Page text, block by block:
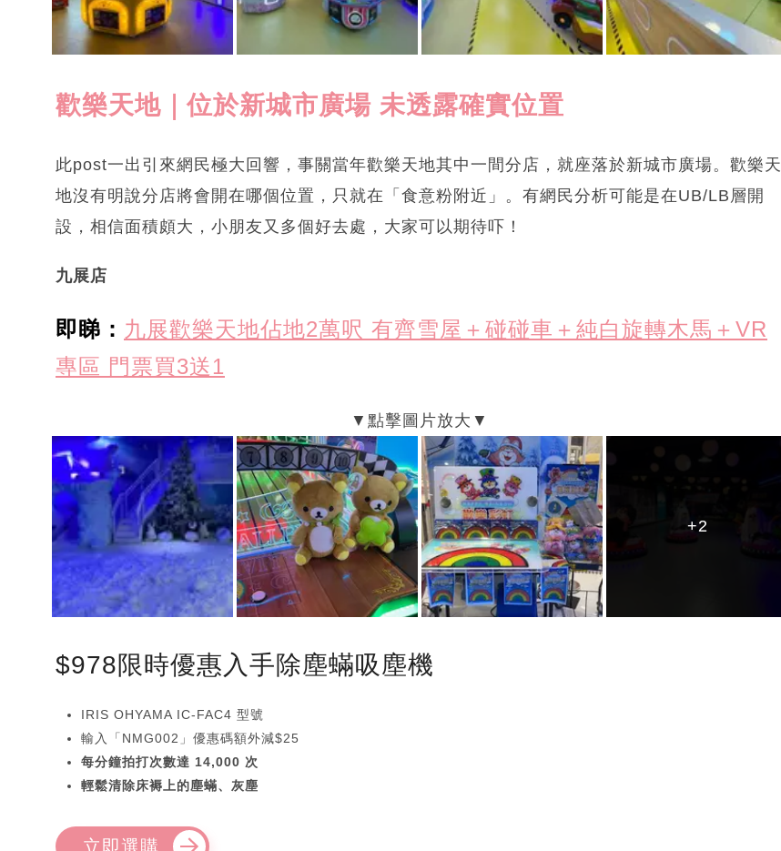
歡樂天地｜位於新城市廣場 未透露確實位置
此post一出引來網民極大回響，事關當年歡樂天地其中一間分店，就座落於新城市廣場。歡樂天
地沒有明說分店將會開在哪個位置，只就在「食意粉附近」。有網民分析可能是在UB/LB層開
設，相信面積頗大，小朋友又多個好去處，大家可以期待吓！
九展店
即睇： 九展歡樂天地佔地2萬呎 有齊雪屋＋碰碰車＋純白旋轉木馬＋VR
專區 門票買3送1
+2
+2
$978限時優惠入手除塵蟎吸塵機
IRIS OHYAMA IC-FAC4 型號
輸入「NMG002」優惠碼額外減$25
每分鐘拍打次數達 14,000 次
輕鬆清除床褥上的塵蟎、灰塵
立即選購